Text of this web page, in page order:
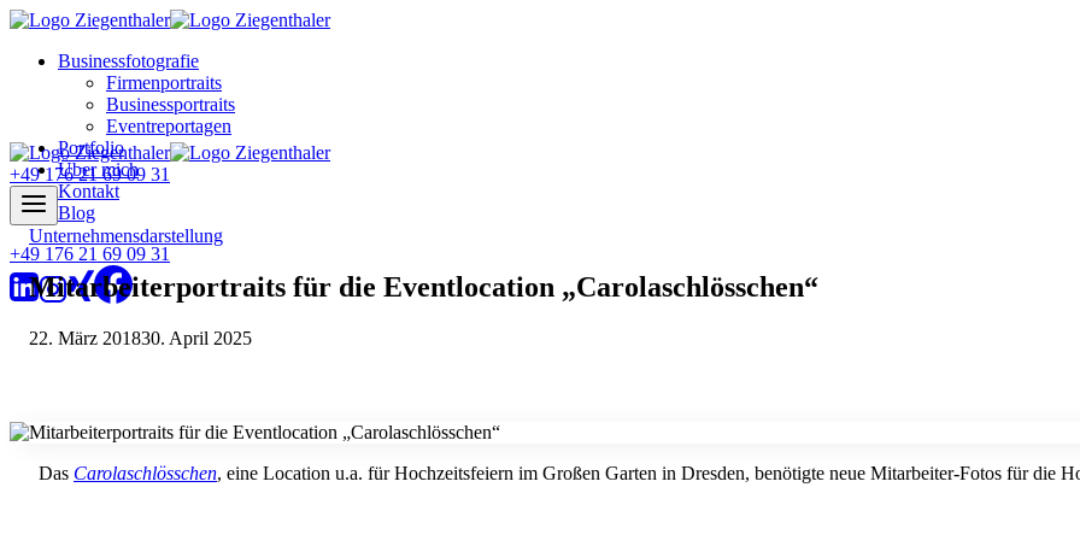
Zum
springenBusinessfotografie
Firmenportraits
Businessportraits
Eventreportagen
Portfolio
Über mich
Kontakt
Blog
+49 176 21 69 09 31
+49 176 21 69 09 31
Unternehmensdarstellung
Mitarbeiterportraits für die Eventlocation „Carolaschlösschen“
22. März 201830. April 2025
Das Carolaschlösschen, eine Location u.a. für Hochzeitsfeiern im Großen Garten in Dresden, benötigte neue Mitarbeiter-Fotos für die